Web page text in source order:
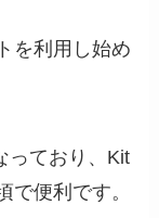
を利用し始め
っており、Kit
で便利です。